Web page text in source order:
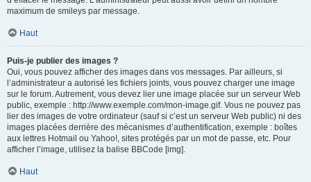
maximum de smileys par message.
Haut
Puis-je publier des images ?
Oui, vous pouvez afficher des images dans vos messages. Par ailleurs, si
l’administrateur a autorisé les fichiers joints, vous pouvez charger une image
sur le forum. Autrement, vous devez lier une image placée sur un serveur Web
public, exemple : http://www.exemple.com/mon-image.gif. Vous ne pouvez pas
lier des images de votre ordinateur (sauf si c’est un serveur Web public) ni des
images placées derrière des mécanismes d’authentification, exemple : boîtes
aux lettres Hotmail ou Yahoo!, sites protégés par un mot de passe, etc. Pour
afficher l’image, utilisez la balise BBCode [img].
Haut